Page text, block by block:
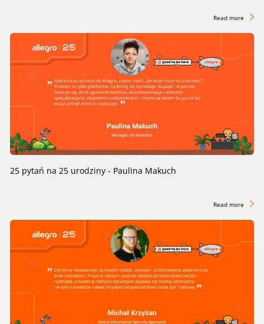
Read more
25 pytań na 25 urodziny - Paulina Makuch
Read more